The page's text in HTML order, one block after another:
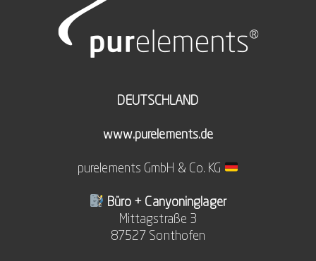
DEUTSCHLAND
www.purelements.de
purelements GmbH & Co. KG
Büro + Canyoninglager
Mittagstraße 3
87527 Sonthofen